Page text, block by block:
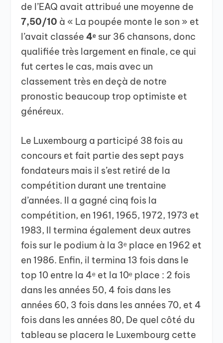
de l’EAQ avait attribué une moyenne de
7,50/10 à « La poupée monte le son » et
l’avait classée4ᵉ sur 36 chansons, donc
qualifiée très largement en finale, ce qui
fut certes le cas, mais avec un
classement très en deçà de notre
pronostic beaucoup trop optimiste et
généreux.
Le Luxembourg a participé 38 fois au
concours et fait partie des sept pays
fondateurs mais il s’est retiré de la
compétition durant une trentaine
d’années. Il a gagné cinq fois la
compétition, en 1961, 1965, 1972, 1973 et
1983, Il termina également deux autres
fois sur le podium à la 3ᵉ place en 1962 et
en 1986. Enfin, il termina 13 fois dans le
top 10 entre la 4ᵉ et la 10ᵉ place : 2 fois
dans les années 50, 4 fois dans les
années 60, 3 fois dans les années 70, et 4
fois dans les années 80, De quel côté du
tableau se placera le Luxembourg cette